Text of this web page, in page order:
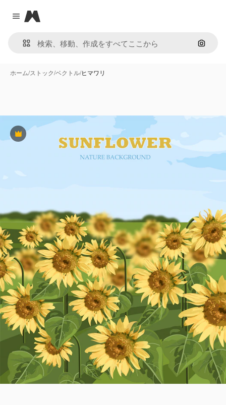
Close menu
Magnific
画像で
ホーム/ストック/ベクトル/ヒマワリ
Premium